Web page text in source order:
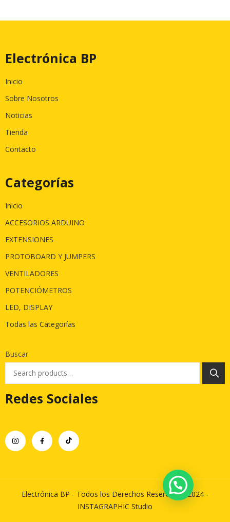
Electrónica BP
Inicio
Sobre Nosotros
Noticias
Tienda
Contacto
Categorías
Inicio
ACCESORIOS ARDUINO
EXTENSIONES
PROTOBOARD Y JUMPERS
VENTILADORES
POTENCIÓMETROS
LED, DISPLAY
Todas las Categorías
Buscar
Redes Sociales
Electrónica BP - Todos los Derechos Reservados 2024 -
INSTAGRAPHIC Studio